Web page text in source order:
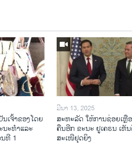
ເຈົ້າຂອງໂດຍ
ນະທຳແລະ
ທີ 1
ມີນາ 13, 2025
ສະຫະລັດ ໃຫ້ການຊ່ອຍເຫຼື
ຄືນອີກ ຂະນະ ຢູເຄຣນ ເຫັ
ສະເໜີຢຸດຍິງ